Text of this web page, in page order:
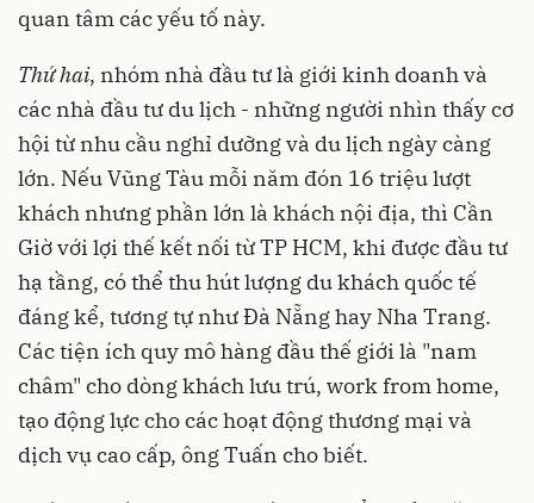
quan tâm các yếu tố này.
Thứ hai, nhóm nhà đầu tư là giới kinh doanh và
các nhà đầu tư du lịch - những người nhìn thấy cơ
hội từ nhu cầu nghỉ dưỡng và du lịch ngày càng
lớn. Nếu Vũng Tàu mỗi năm đón 16 triệu lượt
khách nhưng phần lớn là khách nội địa, thì Cần
Giờ với lợi thế kết nối từ TP HCM, khi được đầu tư
hạ tầng, có thể thu hút lượng du khách quốc tế
đáng kể, tương tự như Đà Nẵng hay Nha Trang.
Các tiện ích quy mô hàng đầu thế giới là "nam
châm" cho dòng khách lưu trú, work from home,
tạo động lực cho các hoạt động thương mại và
dịch vụ cao cấp, ông Tuấn cho biết.